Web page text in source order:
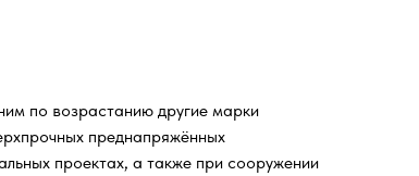
по возрастанию другие марки
преднапряжённых
проектах, а также при сооружении